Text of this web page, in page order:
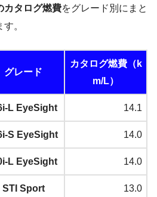
カタログ燃費をグレード別にまと
。
グレード
カタログ燃費（k
m/L）
L EyeSight 14.1
S EyeSight 14.0
L EyeSight 14.0
STI Sport 13.0